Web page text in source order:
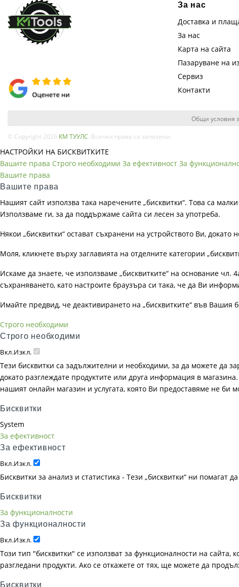
За нас
Доставка и
За нас
Карта на сайта
Пазаруване на
Сервиз
Контакти
Общи условия
© Copyright 2026 КМ ТУУЛС . Всички права са запазени.
НАСТРОЙКИ НА БИСКВИТКИТЕ
Вашите права Строго необходими За ефективност За
Вашите права
Вашите права
Нашият сайт използва така наречените „бисквитки“. Това са
Използваме ги, за да поддържаме сайта си лесен за употреба.
Някои „бисквитки“ остават съхранени на устройството Ви,
Моля, кликнете върху заглавията на отделните категории
Искаме да знаете, че използваме „бисквитките“ на основание чл.
съхраняването, като настроите браузъра си така, че да Ви
Имайте предвид, че деактивирането на „бисквитките“ във
Строго необходими
Строго необходими
Вкл.Изкл.
Тези бисквитки са задължителни и необходими, за да можете да
докато разглеждате продуктите или друга информация в
нашият онлайн магазин и услугата, която Ви предоставяме не
Бисквитки
System
За ефективност
За ефективност
Вкл.Изкл.
Бисквитки за анализ и статистика - Тези „бисквитки“ ни
Бисквитки
За функционалности
За функционалности
Вкл.Изкл.
Този тип "бисквитки" се използват за функционалности на сайта,
разгледани продукти. Ако се откажете от тях, ще можете да
Бисквитки